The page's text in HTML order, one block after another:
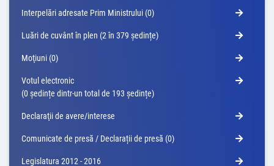
Interpelări adresate Prim Ministrului (0)
Luări de cuvânt în plen (2 în 379 ședințe)
Moţiuni (0)
Votul electronic
(0 ședințe dintr-un total de 193 ședințe)
Declaraţii de avere/interese
Comunicate de presă / Declarații de presă (0)
Legislatura 2012 - 2016